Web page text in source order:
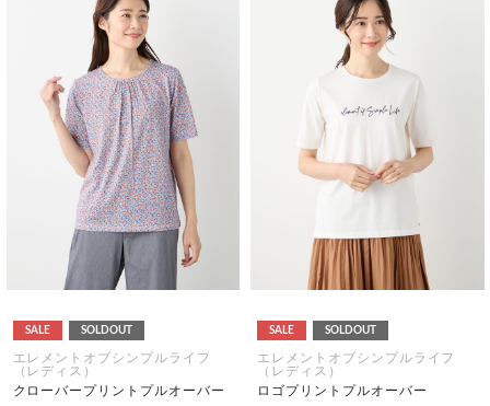
SALE SOLDOUT
エレメントオブシンプルライフ
（レディス）
クローバープリントプルオーバー
SALE SOLDOUT
エレメントオブシンプルライフ
（レディス）
ロゴプリントプルオーバー